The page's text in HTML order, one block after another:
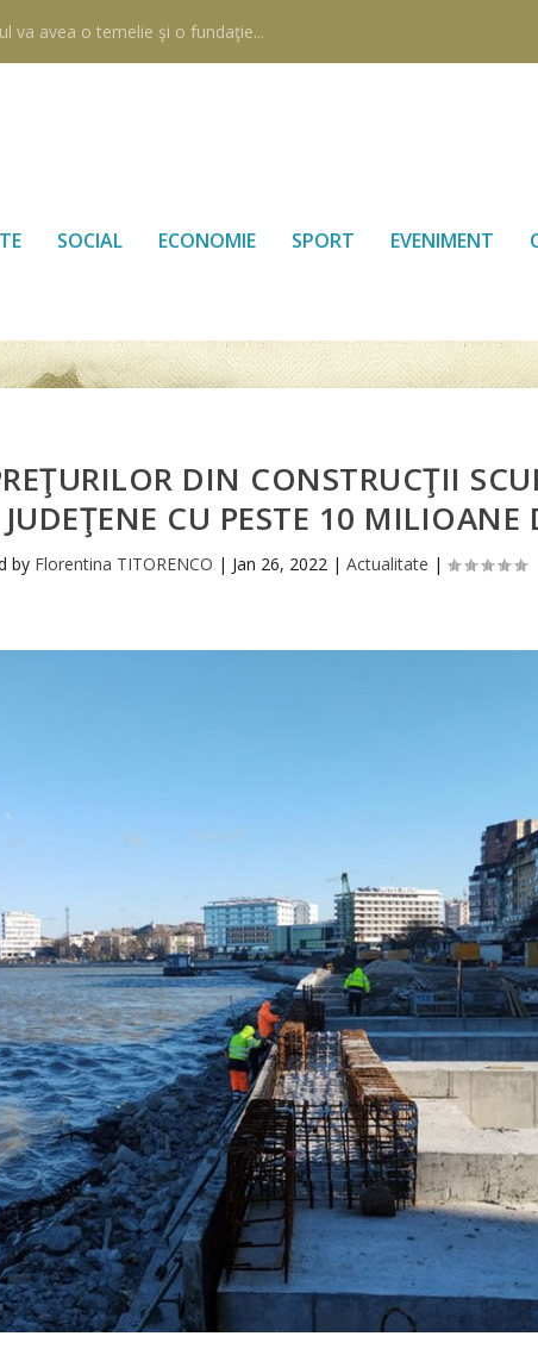
va avea o temelie şi o fundaţie...
SOCIAL ECONOMIE SPORT EVENIMENT
DIN CONSTRUCŢII
CU PESTE 10 MILIOANE
by Florentina TITORENCO | Jan 26, 2022 | Actualitate |